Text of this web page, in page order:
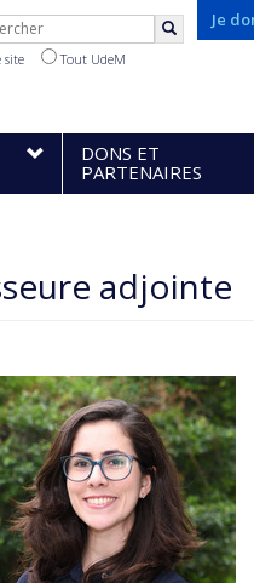
Je
site Tout UdeM
DONS ET
PARTENAIRES
adjointe